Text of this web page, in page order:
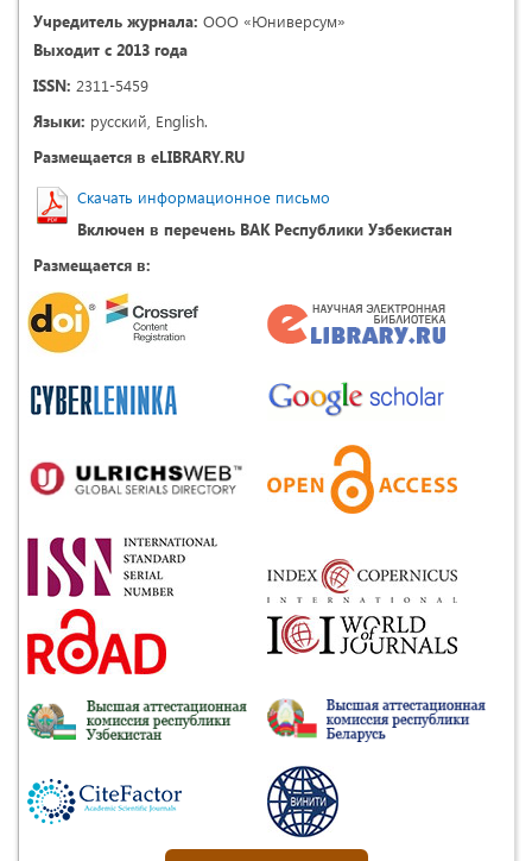
Учредитель журнала: ООО «Юниверсум»
Выходит с 2013 года
ISSN: 2311-5459
Языки: русский, English.
Размещается в eLIBRARY.RU
Скачать информационное письмо
Включен в перечень ВАК Республики Узбекистан
Размещается в: